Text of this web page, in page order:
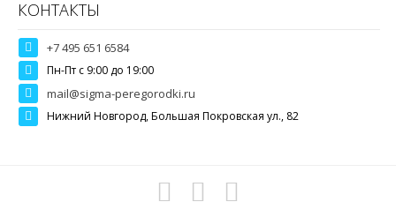
КОНТАКТЫ
+7 495 651 6584
Пн-Пт c 9:00 до 19:00
mail@sigma-peregorodki.ru
Нижний Новгород, Большая Покровская ул., 82